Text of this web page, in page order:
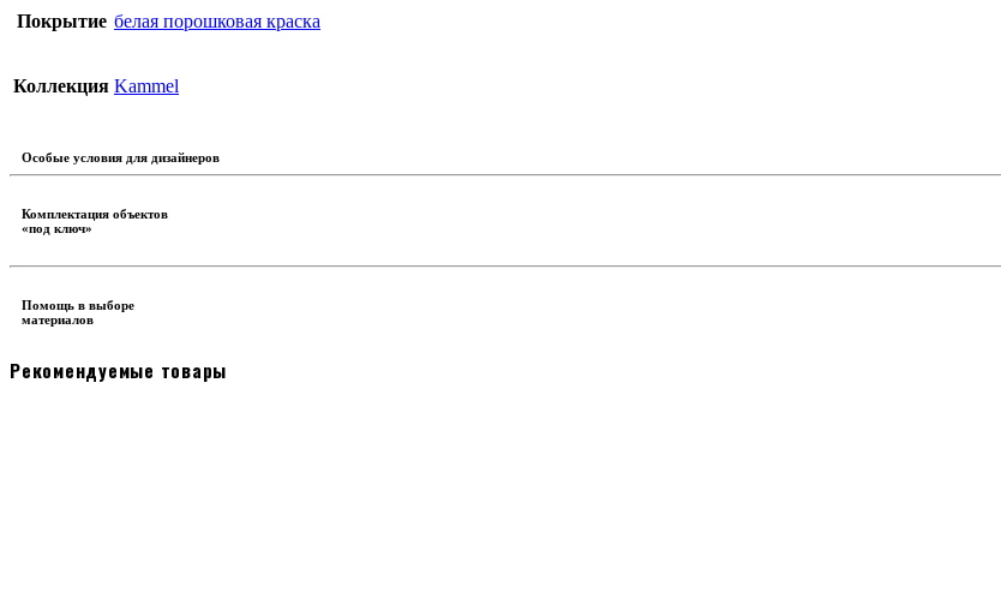
Покрытие белая порошковая краска
Коллекция Kammel
Особые условия для дизайнеров
Комплектация объектов
«под ключ»
Помощь в выборе
материалов
Рекомендуемые товары